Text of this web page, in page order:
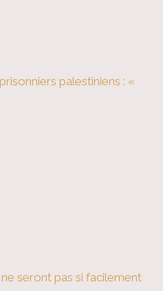
palestiniens : «
seront pas si facilement